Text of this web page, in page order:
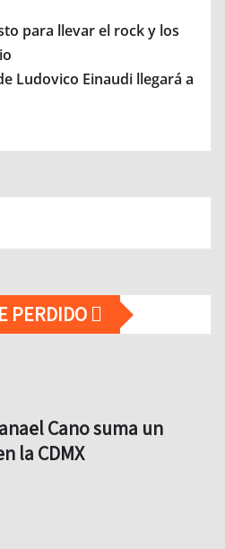
para llevar el rock y los
Ludovico Einaudi llegará a
PERDIDO
Cano suma un
la CDMX